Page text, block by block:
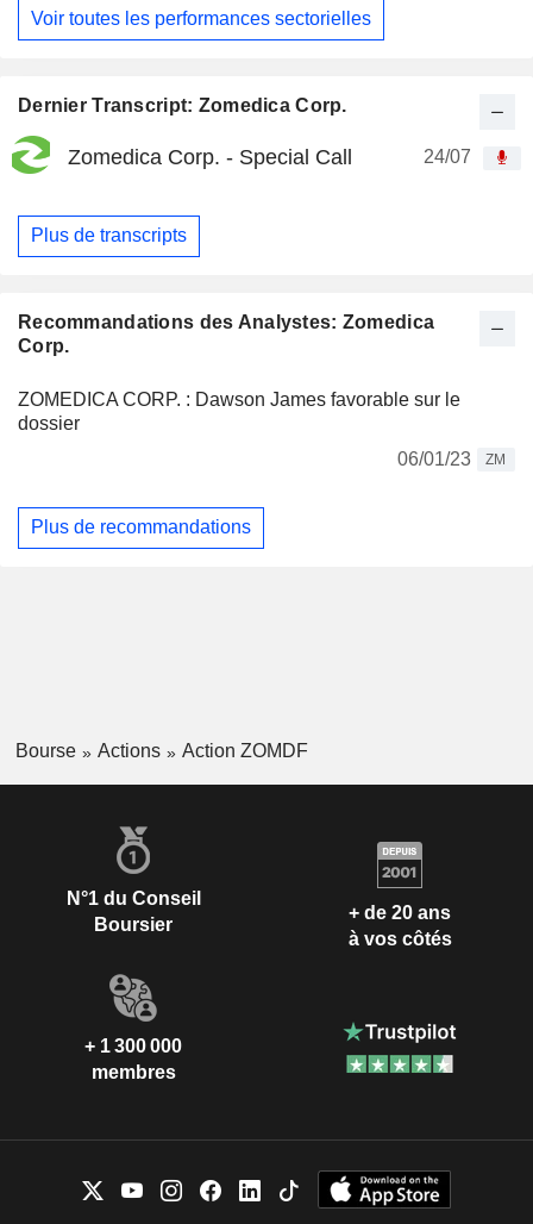
Dernier Transcript: Zomedica Corp.
Zomedica Corp. - Special Call 24/07
Plus de transcripts
Recommandations des Analystes: Zomedica
Corp.
ZOMEDICA CORP. : Dawson James favorable sur le
dossier
06/01/23
ZM
Plus de recommandations
Voir toutes les performances sectorielles
Bourse Actions Action ZOMDF
N°1 du Conseil
Boursier
+ de 20 ans
à vos côtés
+ 1 300 000
membres